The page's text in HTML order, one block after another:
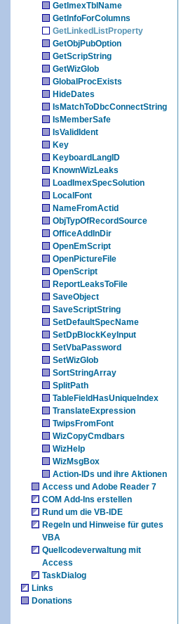
GetImexTblName
GetInfoForColumns
GetLinkedListProperty
GetObjPubOption
GetScripString
GetWizGlob
GlobalProcExists
HideDates
IsMatchToDbcConnectString
IsMemberSafe
IsValidIdent
Key
KeyboardLangID
KnownWizLeaks
LoadImexSpecSolution
LocalFont
NameFromActid
ObjTypOfRecordSource
OfficeAddInDir
OpenEmScript
OpenPictureFile
OpenScript
ReportLeaksToFile
SaveObject
SaveScriptString
SetDefaultSpecName
SetDpBlockKeyInput
SetVbaPassword
SetWizGlob
SortStringArray
SplitPath
TableFieldHasUniqueIndex
TranslateExpression
TwipsFromFont
WizCopyCmdbars
WizHelp
WizMsgBox
Action-IDs und ihre Aktionen
Access und Adobe Reader 7
COM Add-Ins erstellen
Rund um die VB-IDE
Regeln und Hinweise für gutes
VBA
Quellcodeverwaltung mit
Access
TaskDialog
Links
Donations